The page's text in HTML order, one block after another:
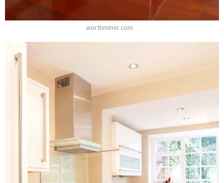
worthminer.com